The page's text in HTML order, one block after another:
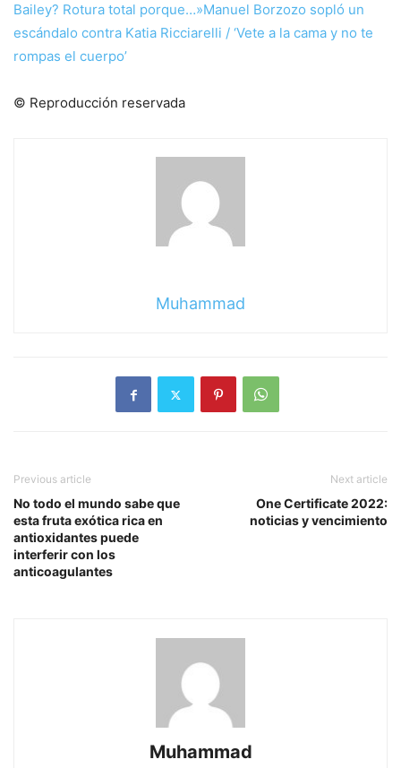
Bailey? Rotura total porque…»Manuel Borzozo sopló un
escándalo contra Katia Ricciarelli / ‘Vete a la cama y no te
rompas el cuerpo’
© Reproducción reservada
Muhammad
Previous article
No todo el mundo sabe que
esta fruta exótica rica en
antioxidantes puede
interferir con los
anticoagulantes
Next article
One Certificate 2022:
noticias y vencimiento
Muhammad